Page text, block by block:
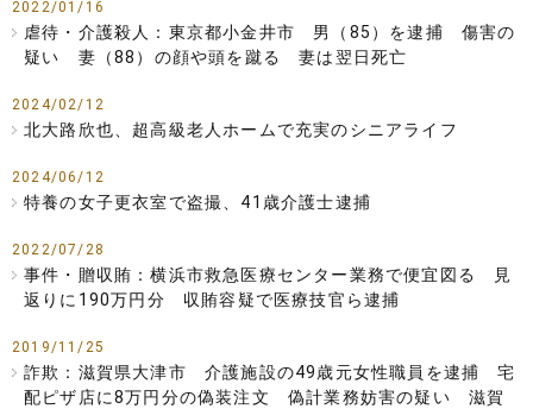
2022/01/16
虐待・介護殺人：東京都小金井市 男（85）を逮捕 傷害の
疑い 妻（88）の顔や頭を蹴る 妻は翌日死亡
2024/02/12
北大路欣也、超高級老人ホームで充実のシニアライフ
2024/06/12
特養の女子更衣室で盗撮、41歳介護士逮捕
2022/07/28
事件・贈収賄：横浜市救急医療センター業務で便宜図る 見
返りに190万円分 収賄容疑で医療技官ら逮捕
2019/11/25
詐欺：滋賀県大津市 介護施設の49歳元女性職員を逮捕 宅
配ピザ店に8万円分の偽装注文 偽計業務妨害の疑い 滋賀